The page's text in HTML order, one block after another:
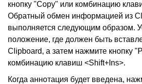
кнопку "Copy" или комбинацию
Обратный обмен информацией из
выполняется следующим образом.
положение, где должен быть
Clipboard, а затем нажмите кнопку
комбинацию клавиш <Shift+Ins>.
Когда аннотация будет введена,